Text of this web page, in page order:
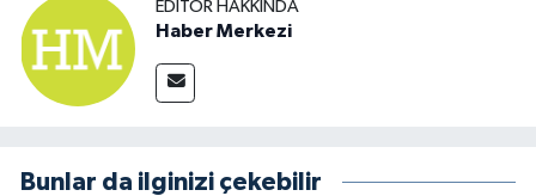
EDITÖR HAKKINDA
Haber Merkezi
Bunlar da ilginizi çekebilir